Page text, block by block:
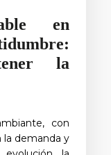
en
la
con
la demanda y